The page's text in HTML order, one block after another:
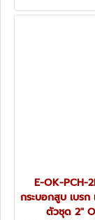
E-OK-PCH-
กระบอกสูบ เบร
ตัวชุด 2"